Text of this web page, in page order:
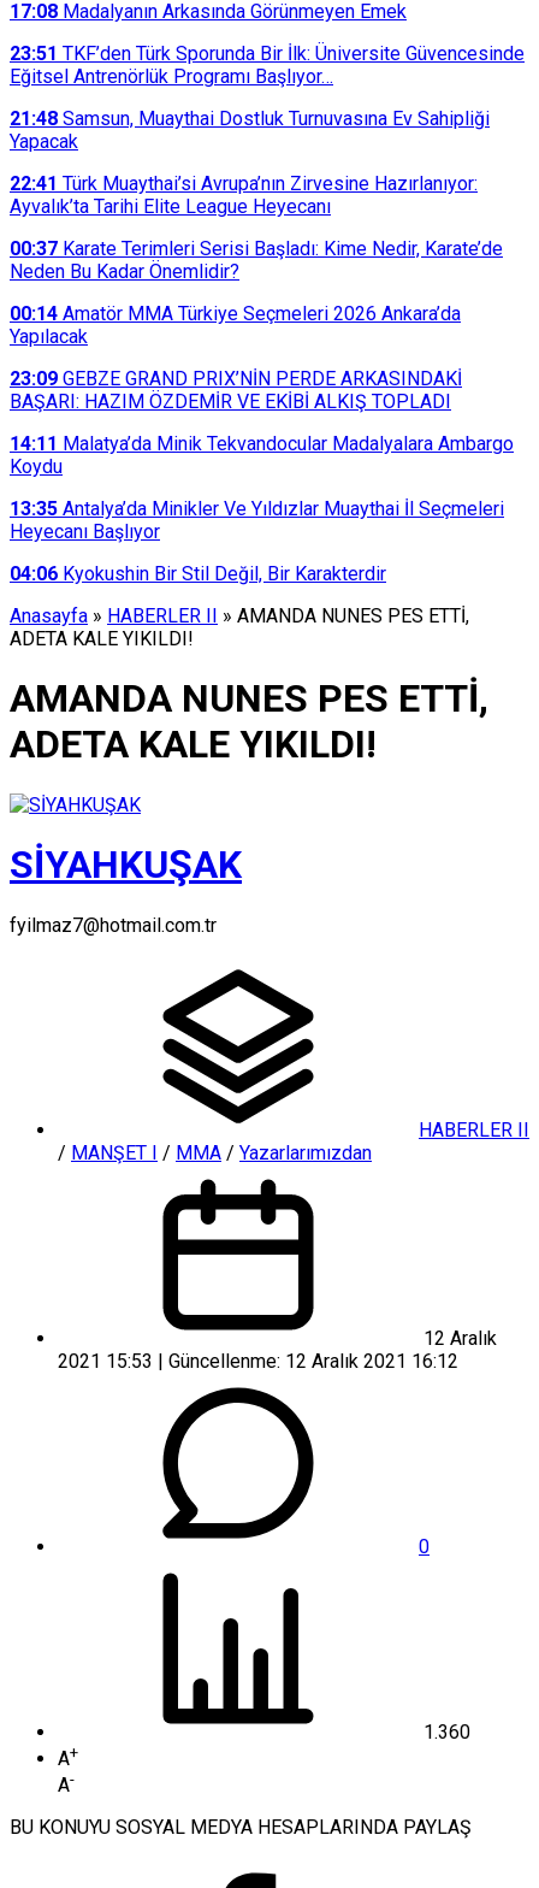
17:08 Madalyanın Arkasında Görünmeyen Emek
23:51 TKF’den Türk Sporunda Bir İlk: Üniversite Güvencesinde
Eğitsel Antrenörlük Programı Başlıyor…
21:48 Samsun, Muaythai Dostluk Turnuvasına Ev Sahipliği
Yapacak
22:41 Türk Muaythai’si Avrupa’nın Zirvesine Hazırlanıyor:
Ayvalık’ta Tarihi Elite League Heyecanı
00:37 Karate Terimleri Serisi Başladı: Kime Nedir, Karate’de
Neden Bu Kadar Önemlidir?
00:14 Amatör MMA Türkiye Seçmeleri 2026 Ankara’da
Yapılacak
23:09 GEBZE GRAND PRIX’NİN PERDE ARKASINDAKİ
BAŞARI: HAZIM ÖZDEMİR VE EKİBİ ALKIŞ TOPLADI
14:11 Malatya’da Minik Tekvandocular Madalyalara Ambargo
Koydu
13:35 Antalya’da Minikler Ve Yıldızlar Muaythai İl Seçmeleri
Heyecanı Başlıyor
04:06 Kyokushin Bir Stil Değil, Bir Karakterdir
Anasayfa » HABERLER II » AMANDA NUNES PES ETTİ,
ADETA KALE YIKILDI!
AMANDA NUNES PES ETTİ,
ADETA KALE YIKILDI!
SİYAHKUŞAK
fyilmaz7@hotmail.com.tr
HABERLER II
/ MANŞET I / MMA / Yazarlarımızdan
12 Aralık
2021 15:53 | Güncellenme: 12 Aralık 2021 16:12
0
1.360
A+
A-
BU KONUYU SOSYAL MEDYA HESAPLARINDA PAYLAŞ